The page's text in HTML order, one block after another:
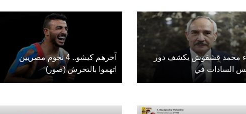
محمد قشقوش يكشف دور
السادات في
آخرهم كيشو.. 4 نجوم مصريين
اتهموا بالتحرش (صور)